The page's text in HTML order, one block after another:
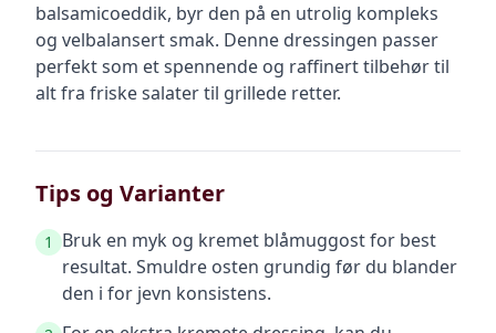
balsamicoeddik, byr den på en utrolig kompleks
og velbalansert smak. Denne dressingen passer
perfekt som et spennende og raffinert tilbehør til
alt fra friske salater til grillede retter.
Tips og Varianter
1
Bruk en myk og kremet blåmuggost for best
resultat. Smuldre osten grundig før du blander
den i for jevn konsistens.